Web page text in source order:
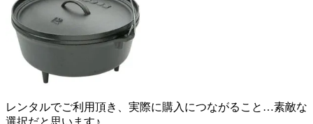
レンタルでご利用頂き、実際に購入につながること…素敵な